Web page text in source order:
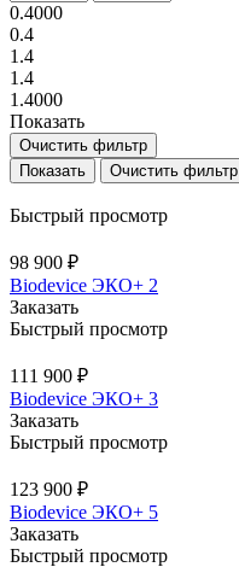
0.4000
0.4
1.4
1.4
1.4000
Показать
Очистить фильтр
Очистить фильтр
Быстрый просмотр
98 900 ₽
Biodevice ЭКО+ 2
Заказать
Быстрый просмотр
111 900 ₽
Biodevice ЭКО+ 3
Заказать
Быстрый просмотр
123 900 ₽
Biodevice ЭКО+ 5
Заказать
Быстрый просмотр